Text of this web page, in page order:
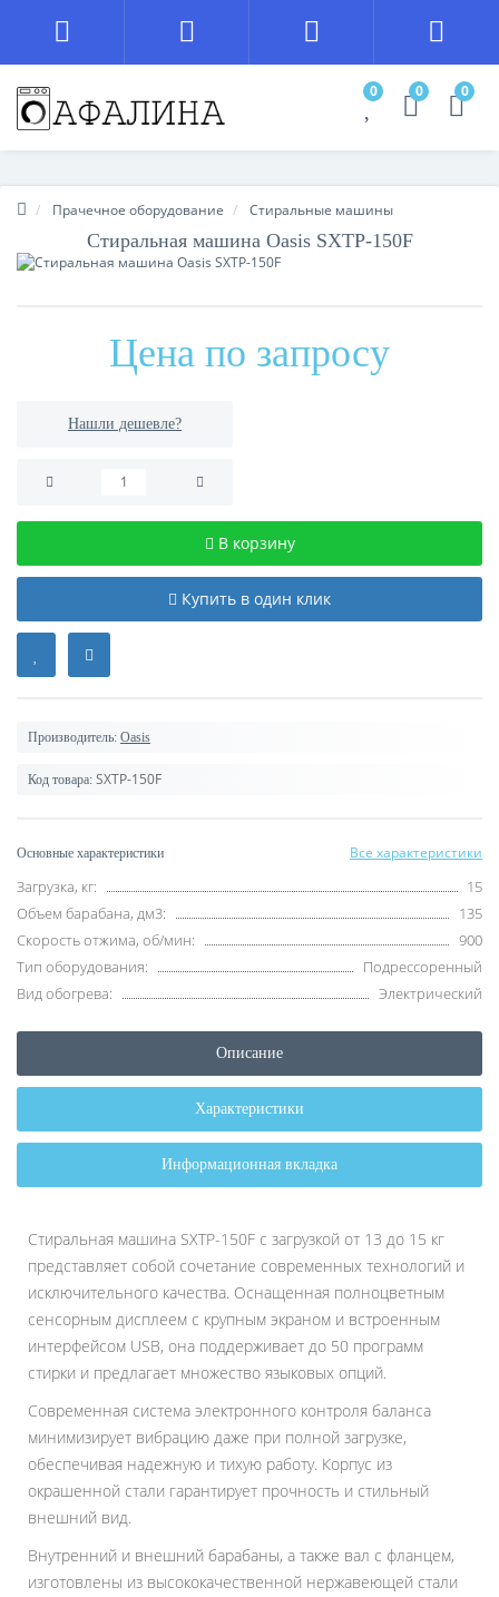
0 0 0
Прачечное оборудование Стиральные машины
Стиральная машина Oasis SXTP-150F
Цена по запросу
Нашли дешевле?
В корзину
Купить в один клик
Производитель: Oasis
Код товара: SXTP-150F
Основные характеристики Все характеристики
Загрузка, кг:
15
Объем барабана, дм3:
135
Скорость отжима, об/мин:
900
Тип оборудования:
Подрессоренный
Вид обогрева:
Электрический
Описание
Характеристики
Информационная вкладка
Стиральная машина SXTP-150F с загрузкой от 13 до 15 кг
представляет собой сочетание современных технологий и
исключительного качества. Оснащенная полноцветным
сенсорным дисплеем с крупным экраном и встроенным
интерфейсом USB, она поддерживает до 50 программ
стирки и предлагает множество языковых опций.
Современная система электронного контроля баланса
минимизирует вибрацию даже при полной загрузке,
обеспечивая надежную и тихую работу. Корпус из
окрашенной стали гарантирует прочность и стильный
внешний вид.
Внутренний и внешний барабаны, а также вал с фланцем,
изготовлены из высококачественной нержавеющей стали